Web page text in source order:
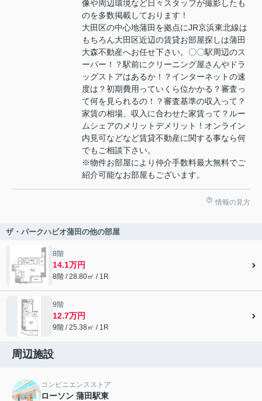
像や周辺環境など日々スタッフが撮影したも
のを多数掲載しております！
大田区の中心地蒲田を拠点にJR京浜東北線は
もちろん大田区近辺の賃貸お部屋探しは蒲田
大森不動産へお任せ下さい。〇〇駅周辺のス
ーパー！？駅前にクリーニング屋さんやドラ
ッグストアはあるか！？インターネットの速
度は？初期費用っていくら位かかる？審査っ
て何を見られるの！？審査基準の収入って？
家賃の相場、収入に合わせた家賃って？ルー
ムシェアのメリットデメリット！オンライン
内見可などなど賃貸不動産に関する事なら何
でもご相談下さい。
※物件お部屋により仲介手数料最大無料でご
紹介可能なお部屋もございます。
情報の見方
ザ・パークハビオ蒲田の他の部屋
8階
14.1万円
8階 / 28.80㎡ / 1R
9階
12.7万円
9階 / 25.38㎡ / 1R
周辺施設
コンビニエンスストア
ローソン 蒲田駅東